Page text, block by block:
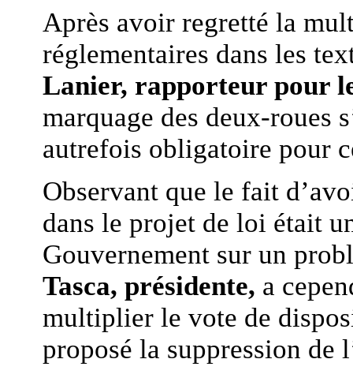
Après avoir regretté la
réglementaires dans les
Lanier, rapporteur pour
marquage des deux-roues
autrefois obligatoire pour
Observant que le fait
dans le projet de loi était
Gouvernement sur un
Tasca, présidente, a
multiplier le vote de
proposé la suppression de